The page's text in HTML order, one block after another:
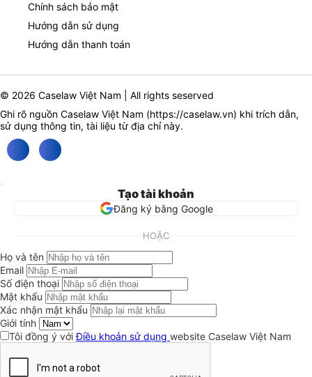
Chính sách bảo mật
Hướng dẫn sử dụng
Hướng dẫn thanh toán
© 2026 Caselaw Việt Nam | All rights seserved
Ghi rõ nguồn Caselaw Việt Nam (https://caselaw.vn) khi trích dẫn,
sử dụng thông tin, tài liệu từ địa chỉ này.
Tạo tài khoản
Đăng ký bằng Google
HOẶC
Họ và tên
Email
Số điện thoại
Mật khẩu
Xác nhận mật khẩu
Giới tính
Tôi đồng ý vớiĐiều khoản sử dụng website Caselaw Việt Nam